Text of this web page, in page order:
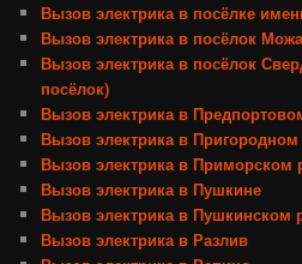
Вызов электрика в посёлке
Вызов электрика в посёлок
Вызов электрика в посёлок
посёлок)
Вызов электрика в
Вызов электрика в Пригородном
Вызов электрика в Приморском
Вызов электрика в Пушкине
Вызов электрика в Пушкинском
Вызов электрика в Разлив